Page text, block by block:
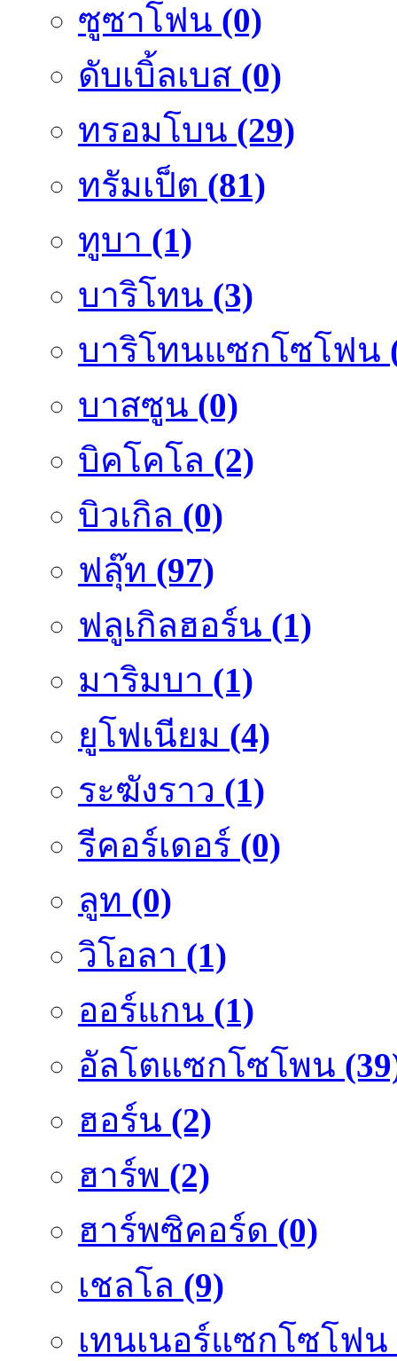
ซูซาโฟน (0)
ดับเบิ้ลเบส (0)
ทรอมโบน (29)
ทรัมเป็ต (81)
ทูบา (1)
บาริโทน (3)
บาริโทนแซกโซโฟน
บาสซูน (0)
บิคโคโล (2)
บิวเกิล (0)
ฟลุ๊ท (97)
ฟลูเกิลฮอร์น (1)
มาริมบา (1)
ยูโฟเนียม (4)
ระฆังราว (1)
รีคอร์เดอร์ (0)
ลูท (0)
วิโอลา (1)
ออร์แกน (1)
อัลโตแซกโซโพน
ฮอร์น (2)
ฮาร์พ (2)
ฮาร์พซิคอร์ด (0)
เชลโล (9)
เทนเนอร์แซกโซโฟน